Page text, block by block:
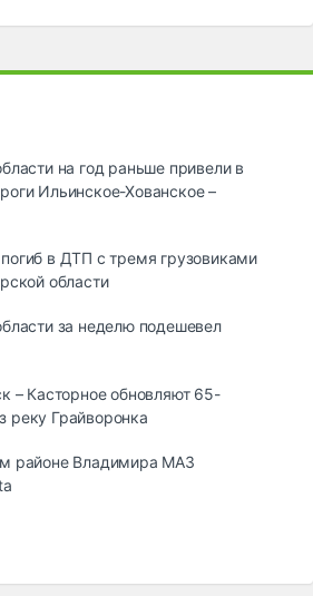
на год раньше привели в
Ильинское-Хованское –
в ДТП с тремя грузовиками
области
за неделю подешевел
– Касторное обновляют 65-
реку Грайворонка
районе Владимира МАЗ